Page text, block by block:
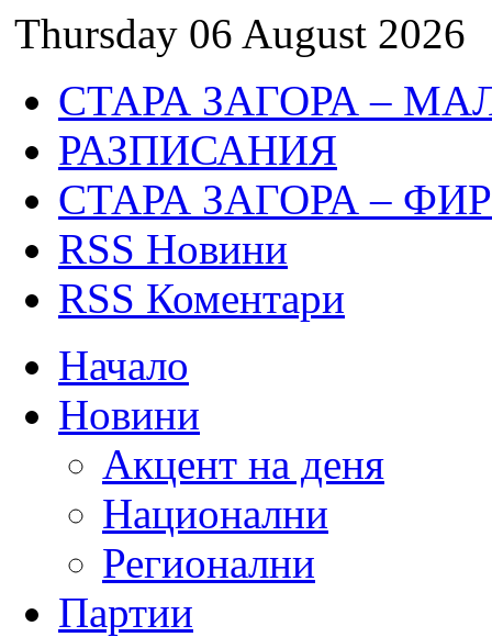
Thursday 06 August 2026
СТАРА ЗАГОРА –
РАЗПИСАНИЯ
СТАРА ЗАГОРА –
RSS Новини
RSS Коментари
Начало
Новини
Акцент на деня
Национални
Регионални
Партии